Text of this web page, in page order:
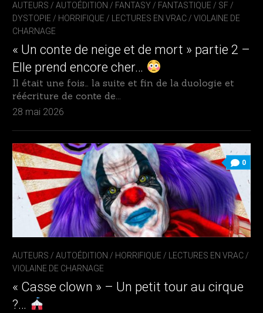
AUTEURS / AUTOÉDITION / FANTASY / FANTASTIQUE / SF /
DYSTOPIE / HORRIFIQUE / LECTURES EN VRAC / VIOLAINE DE
CHARNAGE
« Un conte de neige et de mort » partie 2 –
Elle prend encore cher…
Il était une fois… la suite et fin de la duologie et
réécriture de conte de...
28 mai 2026
0
AUTEURS / AUTOÉDITION / HORRIFIQUE / LECTURES EN VRAC /
VIOLAINE DE CHARNAGE
« Casse clown » – Un petit tour au cirque
?…